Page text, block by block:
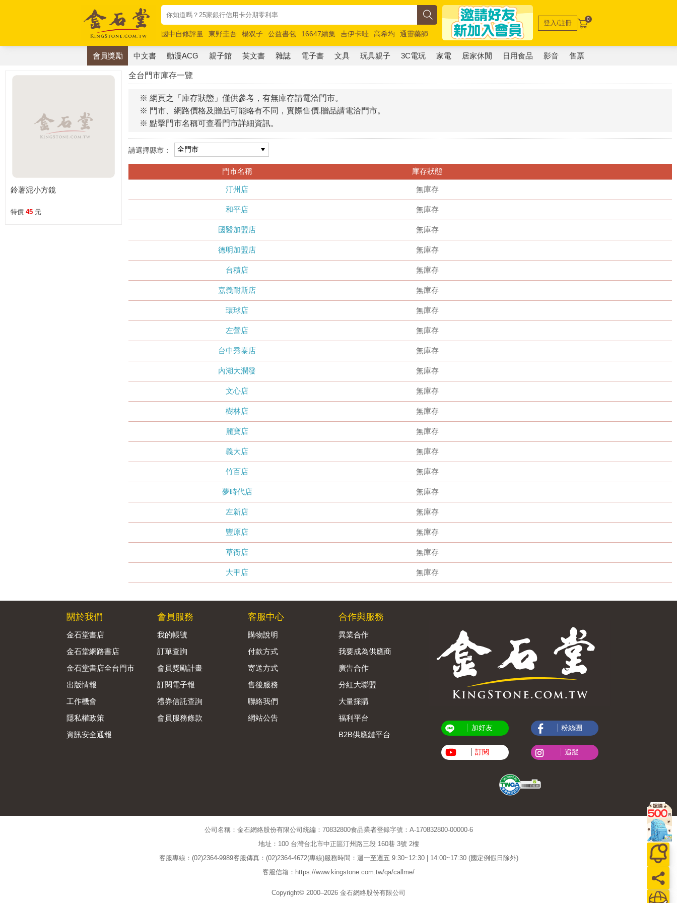
國中自修評量 東野圭吾 楊双子 公益書包 16647續集 吉伊卡哇 高希均
通靈藥師
唯紅花綻放
奧德賽 路邊攤新作 馬斯克 玩具總動員5 超慢跑
登入/註冊 0
會員獎勵 中文書 動漫ACG 親子館 英文書 雜誌 電子書 文具 玩具親子 3C電玩 家電 居家休閒 日用食品 影音 售票
全台門市庫存一覽
※ 網頁之「庫存狀態」僅供參考，有無庫存請電洽門市。
※ 門市、網路價格及贈品可能略有不同，實際售價.贈品請電洽門市。
※ 點擊門市名稱可查看門市詳細資訊。
請選擇縣市：
門市名稱 庫存狀態
汀州店 無庫存
和平店 無庫存
國醫加盟店 無庫存
德明加盟店 無庫存
台積店 無庫存
嘉義耐斯店 無庫存
環球店 無庫存
左營店 無庫存
台中秀泰店 無庫存
內湖大潤發 無庫存
文心店 無庫存
樹林店 無庫存
麗寶店 無庫存
義大店 無庫存
竹百店 無庫存
夢時代店 無庫存
左新店 無庫存
豐原店 無庫存
草衙店 無庫存
大甲店 無庫存
鈴薯泥小方鏡
特價 45 元
關於我們
金石堂書店
金石堂網路書店
金石堂書店全台門市
出版情報
工作機會
隱私權政策
資訊安全通報
會員服務
我的帳號
訂單查詢
會員獎勵計畫
訂閱電子報
禮券信託查詢
會員服務條款
客服中心
購物說明
付款方式
寄送方式
售後服務
聯絡我們
網站公告
合作與服務
異業合作
我要成為供應商
廣告合作
分紅大聯盟
大量採購
福利平台
B2B供應鏈平台
加好友
訂閱
粉絲團
追蹤
公司名稱：金石網絡股份有限公司 統編：70832800食品業者登錄字號：A-170832800-00000-6
地址：100 台灣台北市中正區汀州路三段 160巷 3號 2樓
客服專線：(02)2364-9989客服傳真：(02)2364-4672(專線)服務時間：週一至週五 9:30~12:30 | 14:00~17:30 (國定例假日除外)
客服信箱：https://www.kingstone.com.tw/qa/callme/
Copyright© 2000–2026 金石網絡股份有限公司